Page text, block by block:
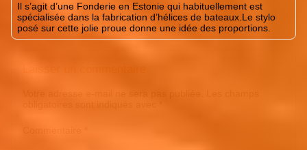
Il s’agit d’une Fonderie en Estonie qui habituellement est
spécialisée dans la fabrication d’hélices de bateaux.Le stylo
posé sur cette jolie proue donne une idée des proportions.